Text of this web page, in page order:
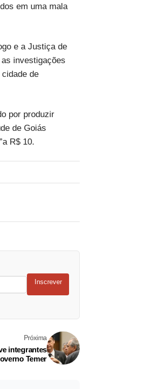
em uma mala
e a Justiça de
investigações
de
por produzir
de Goiás
R$ 10.
Inscrever
Próxima
integrantes
Temer